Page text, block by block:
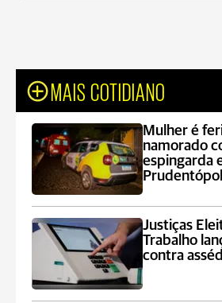
MAIS COTIDIANO
Mulher é
namorado
espingarda
Justiças
Trabalho
contra